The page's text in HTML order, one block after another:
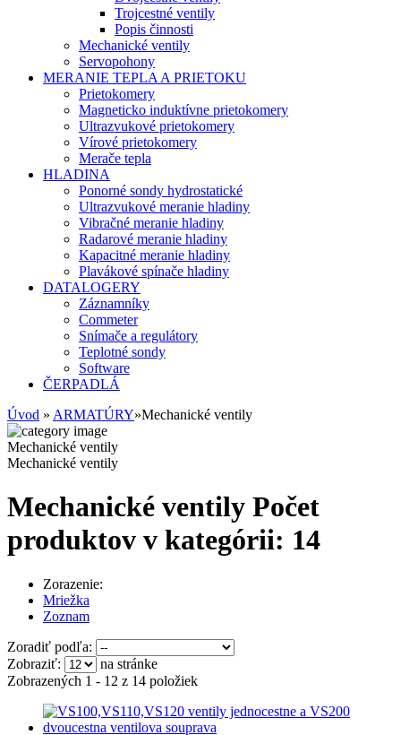
Trojcestné ventily
Popis činnosti
Mechanické ventily
Servopohony
MERANIE TEPLA A PRIETOKU
Prietokomery
Magneticko induktívne prietokomery
Ultrazvukové prietokomery
Vírové prietokomery
Merače tepla
HLADINA
Ponorné sondy hydrostatické
Ultrazvukové meranie hladiny
Vibračné meranie hladiny
Radarové meranie hladiny
Kapacitné meranie hladiny
Plavákové spínače hladiny
DATALOGERY
Záznamníky
Commeter
Snímače a regulátory
Teplotné sondy
Software
ČERPADLÁ
Úvod » ARMATÚRY»Mechanické ventily
Mechanické ventily
Mechanické ventily
Mechanické ventily Počet
produktov v kategórii: 14
Zorazenie:
Mriežka
Zoznam
Zoradiť podľa:
Zobraziť:
na stránke
Zobrazených 1 - 12 z 14 položiek